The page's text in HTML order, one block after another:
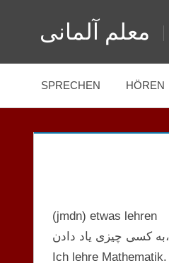
معلم آلمانی
SPRECHEN HÖREN
(jmdn) etwas lehren
به کسی چیزی یاد دادن،
Ich lehre Mathematik.